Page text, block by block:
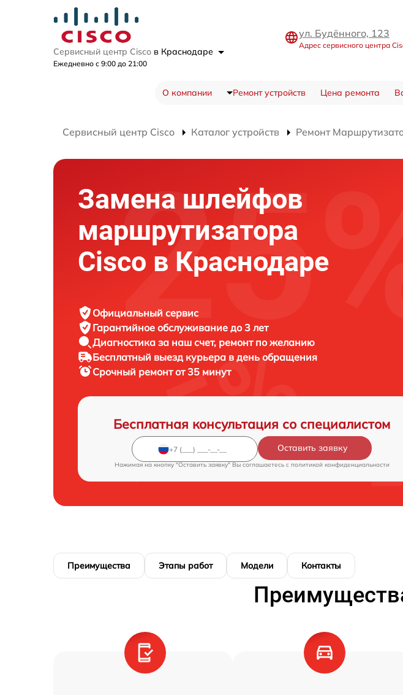
Сервисный центр Cisco в Краснодаре
Ежедневно с 9:00 до 21:00
ул. Будённого, 123
Адрес сервисного центра
О компании Ремонт устройств Цена ремонта
Сервисный центр Cisco Каталог устройств Ремонт
Замена шлейфов
маршрутизатора
Cisco в Краснодаре
Официальный сервис
Гарантийное обслуживание до 3 лет
Диагностика за наш счет, ремонт по желанию
Бесплатный выезд курьера в день обращения
Срочный ремонтот 35 минут
Бесплатная консультация со специалистом
Оставить заявку
Нажимая на кнопку "Оставить заявку" Вы соглашаетесь c политикой конфиденциальности
Преимущества Этапы работ Модели Контакты